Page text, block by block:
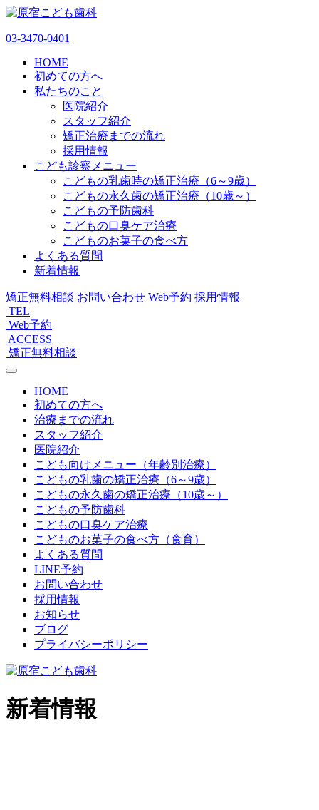
03-3470-0401
HOME
初めての方へ
私たちのこと
医院紹介
スタッフ紹介
矯正治療までの流れ
採用情報
こども診察メニュー
こどもの乳歯時の矯正治療（6～9歳）
こどもの永久歯の矯正治療（10歳～）
こどもの予防歯科
こどもの口臭ケア治療
こどものお菓子の食べ方
よくある質問
新着情報
矯正無料相談 お問い合わせ Web予約 採用情報
TEL
Web予約
ACCESS
矯正無料相談
HOME
初めての方へ
治療までの流れ
スタッフ紹介
医院紹介
こども向けメニュー（年齢別治療）
こどもの乳歯の矯正治療（6～9歳）
こどもの永久歯の矯正治療（10歳～）
こどもの予防歯科
こどもの口臭ケア治療
こどものお菓子の食べ方（食育）
よくある質問
LINE予約
お問い合わせ
採用情報
お知らせ
ブログ
プライバシーポリシー
新着情報